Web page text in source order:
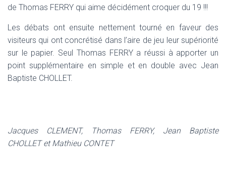
de Thomas FERRY qui aime décidément croquer du 19 !!!
Les débats ont ensuite nettement tourné en faveur des
visiteurs qui ont concrétisé dans l’aire de jeu leur supériorité
sur le papier. Seul Thomas FERRY a réussi à apporter un
point supplémentaire en simple et en double avec Jean
Baptiste CHOLLET.
Jacques CLEMENT, Thomas FERRY, Jean Baptiste
CHOLLET et Mathieu CONTET